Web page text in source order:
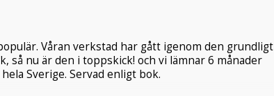
Våran verkstad har gått igenom den grundligt
så nu är den i toppskick! och vi lämnar 6 månader
Sverige. Servad enligt bok.